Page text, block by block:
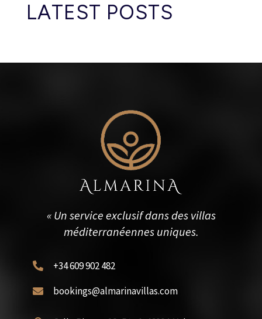
LATEST POSTS
« Un service exclusif dans des villas
méditerranéennes uniques.
 +34 609 902 482
 bookings@almarinavillas.com